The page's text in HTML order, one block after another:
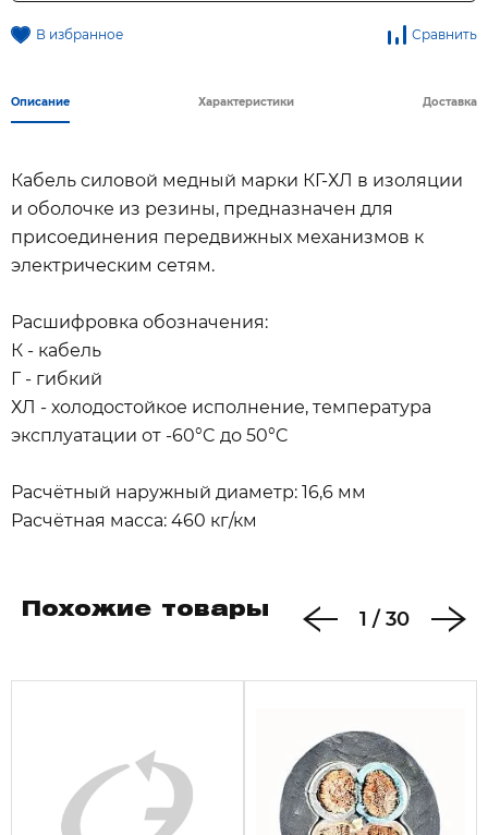
В избранное Сравнить
Описание Характеристики Доставка
Кабель силовой медный марки КГ-ХЛ в изоляции
и оболочке из резины, предназначен для
присоединения передвижных механизмов к
электрическим сетям.
Расшифровка обозначения:
К - кабель
Г - гибкий
ХЛ - холодостойкое исполнение, температура
эксплуатации от -60°C до 50°C
Расчётный наружный диаметр: 16,6 мм
Расчётная масса: 460 кг/км
Похожие товары 1 / 30